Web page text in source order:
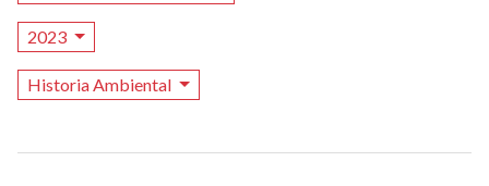
2023
Historia Ambiental